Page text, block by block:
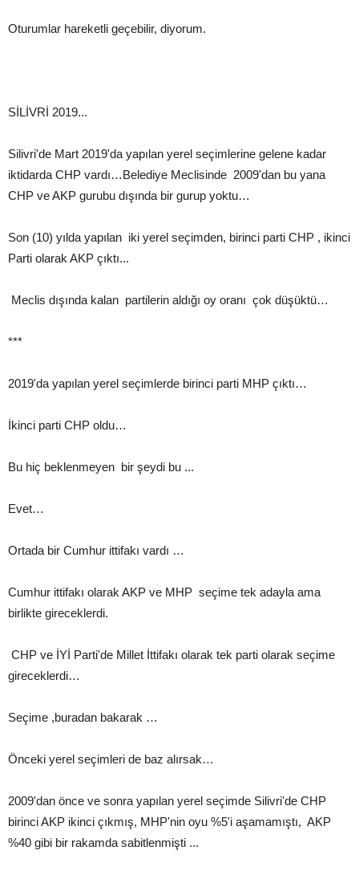
Oturumlar hareketli geçebilir, diyorum.
SİLİVRİ 2019...
Silivri'de Mart 2019'da yapılan yerel seçimlerine gelene kadar
iktidarda CHP vardı…Belediye Meclisinde 2009'dan bu yana
CHP ve AKP gurubu dışında bir gurup yoktu…
Son (10) yılda yapılan iki yerel seçimden, birinci parti CHP , ikinci
Parti olarak AKP çıktı...
Meclis dışında kalan partilerin aldığı oy oranı çok düşüktü…
***
2019'da yapılan yerel seçimlerde birinci parti MHP çıktı…
İkinci parti CHP oldu…
Bu hiç beklenmeyen bir şeydi bu ...
Evet…
Ortada bir Cumhur ittifakı vardı …
Cumhur ittifakı olarak AKP ve MHP seçime tek adayla ama
birlikte gireceklerdi.
CHP ve İYİ Parti'de Millet İttifakı olarak tek parti olarak seçime
gireceklerdi…
Seçime ,buradan bakarak …
Önceki yerel seçimleri de baz alırsak…
2009'dan önce ve sonra yapılan yerel seçimde Silivri'de CHP
birinci AKP ikinci çıkmış, MHP'nin oyu %5'i aşamamıştı, AKP
%40 gibi bir rakamda sabitlenmişti ...